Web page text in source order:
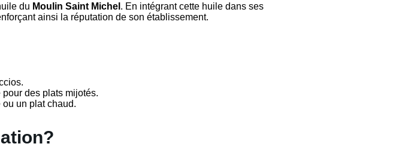
du Moulin Saint Michel . En intégrant cette huile dans ses
ainsi la réputation de son établissement.
des plats mijotés.
un plat chaud.